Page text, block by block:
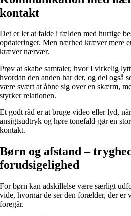
kontakt
Det er let at falde i fælden med hurtige
opdateringer. Men nærhed kræver mere
kræver nærvær.
Prøv at skabe samtaler, hvor I virkelig
hvordan den anden har det, og del også
være svært at åbne sig over en skærm,
styrker relationen.
Et godt råd er at bruge video eller lyd,
ansigtsudtryk og høre tonefald gør en
kontakt.
Børn og afstand –
forudsigelighed
For børn kan adskillelse være særligt
vide, hvornår de ser den forælder, der er
foregår.